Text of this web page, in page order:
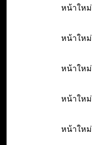
หน้าใหม่
หน้าใหม่
หน้าใหม่
หน้าใหม่
หน้าใหม่